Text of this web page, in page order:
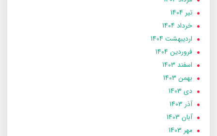
تير 1404
خرداد 1404
ارديبهشت 1404
فروردین 1404
اسفند 1403
بهمن 1403
دی 1403
آذر 1403
آبان 1403
مهر 1403